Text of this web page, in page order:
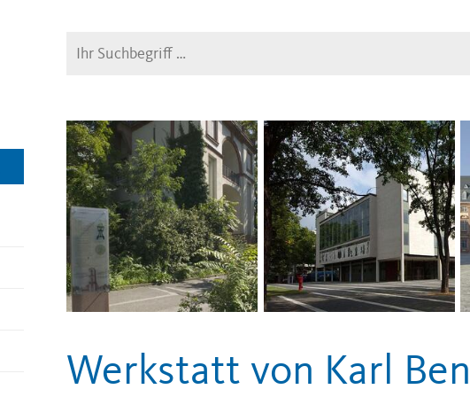
Suche
Werkstatt von Karl